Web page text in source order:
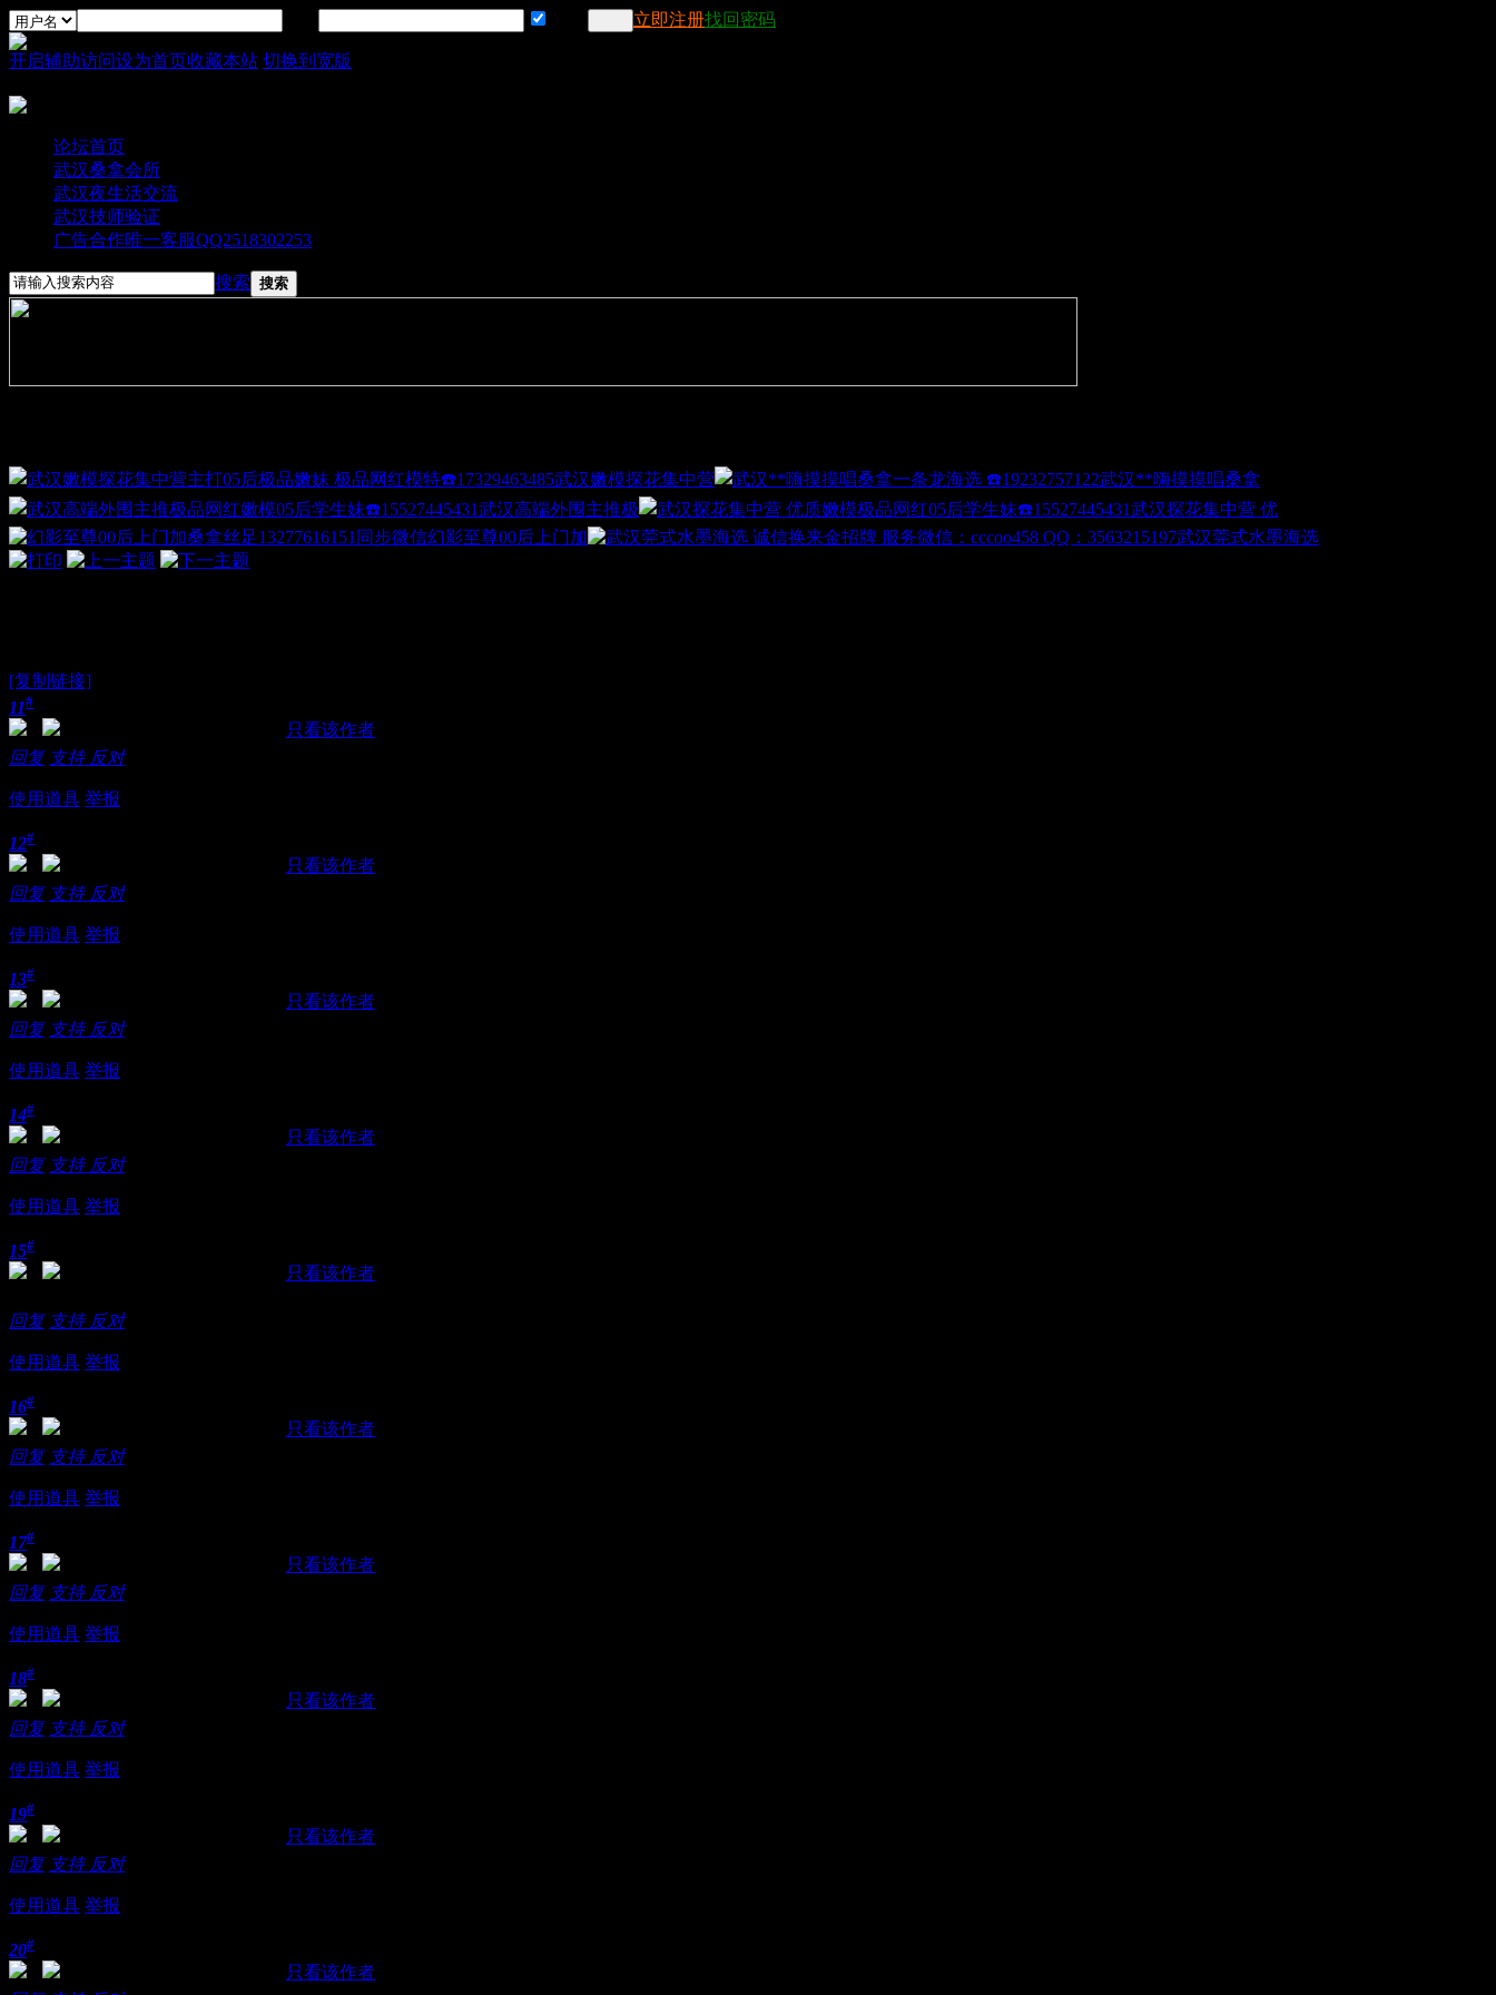
立即注册找回密码
开启辅助访问设为首页收藏本站 切换到宽版
论坛首页
武汉桑拿会所
武汉夜生活交流
武汉技师验证
广告合作唯一客服QQ2518302253
搜索 搜索
武汉嫩模探花集中营
武汉**嗨摸摸唱桑拿
武汉高端外围主推极
武汉探花集中营 优
幻影至尊00后上门加
武汉莞式水墨海选
[复制链接]
11#
只看该作者
回复 支持 反对
使用道具 举报
12#
只看该作者
回复 支持 反对
使用道具 举报
13#
只看该作者
回复 支持 反对
使用道具 举报
14#
只看该作者
回复 支持 反对
使用道具 举报
15#
只看该作者
回复 支持 反对
使用道具 举报
16#
只看该作者
回复 支持 反对
使用道具 举报
17#
只看该作者
回复 支持 反对
使用道具 举报
18#
只看该作者
回复 支持 反对
使用道具 举报
19#
只看该作者
回复 支持 反对
使用道具 举报
20#
只看该作者